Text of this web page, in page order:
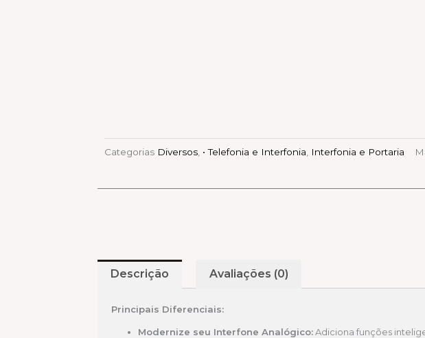
Categorias Diversos • Telefonia e Interfonia Interfonia e Portaria
Descrição Avaliações (0)
Principais Diferenciais:
Modernize seu Interfone Analógico:Adiciona funções